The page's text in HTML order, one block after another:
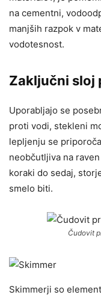
na cementni,
manjših razpok v
vodotesnost.
Zaključni sloj
Uporabljajo se
proti vodi, stekleni
lepljenju se
neobčutljiva na
koraki do sedaj,
smelo biti.
Čudovit
Skimmerji so